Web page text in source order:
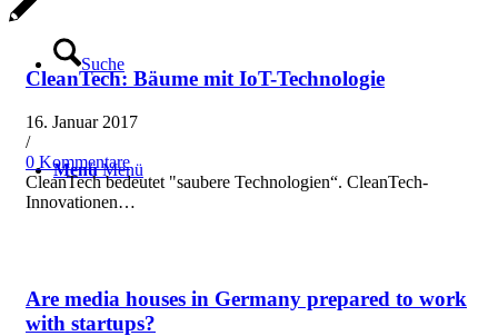
Suche
Menü Menü
CleanTech: Bäume mit IoT-Technologie
16. Januar 2017
/
0 Kommentare
CleanTech bedeutet "saubere Technologien“. CleanTech-
Innovationen…
Are media houses in Germany prepared to work
with startups?